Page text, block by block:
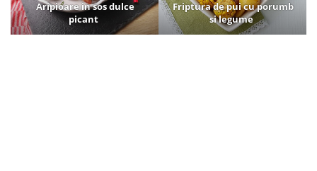
Aripioare in sos dulce
picant
Friptura de pui cu porumb
si legume